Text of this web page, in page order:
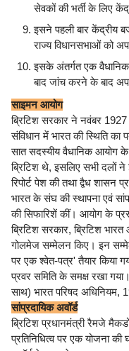
सेवकों की भर्ती के लिए
इसने पहली बार केंद्रीय
राज्य विधानसभाओं को
इसके अंतर्गत एक वैधानिक
बाद जांच करने के बाद
साइमन आयोग
ब्रिटिश सरकार ने नवंबर 1927 में
संविधान में भारत की स्थिति
सात सदस्यीय वैधानिक आयोग
ब्रिटिश थे, इसलिए सभी दलों
रिपोर्ट पेश की तथा द्वैध शासन
भारत के संघ की स्थापना एवं
की सिफारिशें कीं। आयोग के
ब्रिटिश सरकार, ब्रिटिश भारत
गोलमेज सम्मेलन किए। इन
पर एक श्वेत-पत्र' तैयार किया
प्रवर समिति के समक्ष रखा
साथ) भारत परिषद अधिनियम,
सांप्रदायिक अवॉर्ड
ब्रिटिश प्रधानमंत्री रैमजे
प्रतिनिधित्व पर एक योजना की